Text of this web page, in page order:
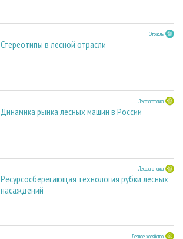
Отрасль
Стереотипы в лесной отрасли
Лесозаготовка
Динамика рынка лесных машин в России
Лесозаготовка
Ресурсосберегающая технология рубки лесных
насаждений
Лесное хозяйство